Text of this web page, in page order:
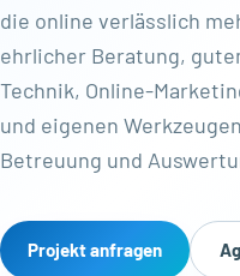
die online verlässlich
ehrlicher Beratung,
Technik, Online-
und eigenen
Betreuung und
Projekt anfragen